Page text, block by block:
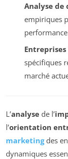
Analyse de
empiriques
spécifiques
marché
L’analyse de l’
l’orientation
marketingdes
dynamiques